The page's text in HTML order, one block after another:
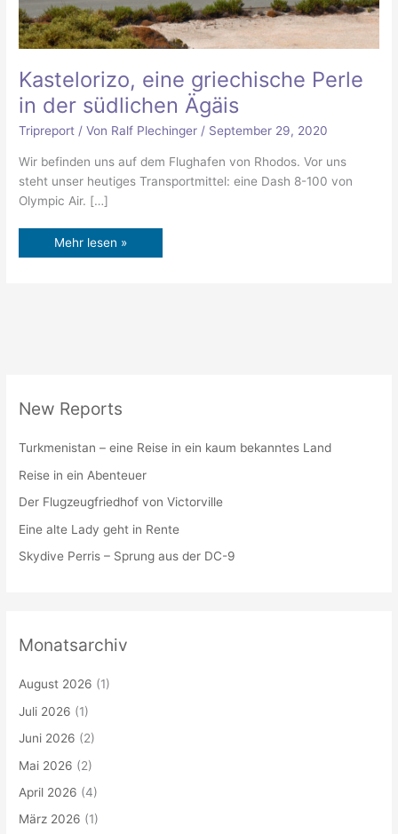
Kastelorizo, eine griechische Perle
in der südlichen Ägäis
Tripreport / Von Ralf Plechinger / September 29, 2020
Wir befinden uns auf dem Flughafen von Rhodos. Vor uns
steht unser heutiges Transportmittel: eine Dash 8-100 von
Olympic Air. […]
Mehr lesen »
New Reports
Turkmenistan – eine Reise in ein kaum bekanntes Land
Reise in ein Abenteuer
Der Flugzeugfriedhof von Victorville
Eine alte Lady geht in Rente
Skydive Perris – Sprung aus der DC-9
Monatsarchiv
August 2026 (1)
Juli 2026 (1)
Juni 2026 (2)
Mai 2026 (2)
April 2026 (4)
März 2026 (1)